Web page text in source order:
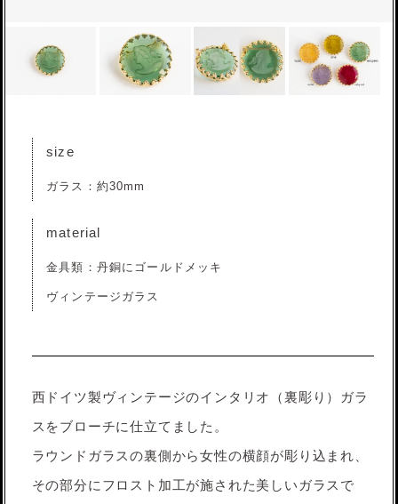
size
ガラス：約30mm
material
金具類：丹銅にゴールドメッキ
ヴィンテージガラス
西ドイツ製ヴィンテージのインタリオ（裏彫り）ガラ
スをブローチに仕立てました。
ラウンドガラスの裏側から女性の横顔が彫り込まれ、
その部分にフロスト加工が施された美しいガラスで